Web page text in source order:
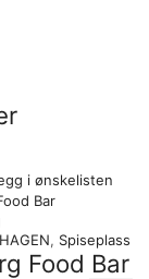
i ønskelisten
, Spiseplass
Food Bar